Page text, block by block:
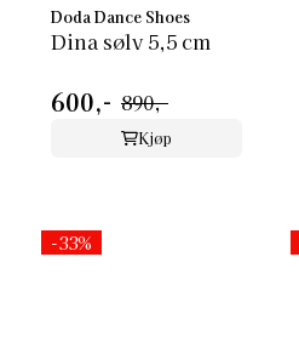
Doda Dance Shoes
Dina sølv 5,5 cm
600,- 890,-
Kjøp
-33%